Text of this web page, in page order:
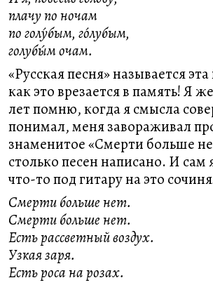
плачу по ночам
по голу́бым, го́лубым,
голубы́м очам.
«Русская песня» называется
как это врезается в память! Я
лет помню, когда я смысла
понимал, меня завораживал
знаменитое «Смерти больше
столько песен написано. И сам
что-то под гитару на это
Смерти больше нет.
Смерти больше нет.
Есть рассветный воздух.
Узкая заря.
Есть роса на розах.